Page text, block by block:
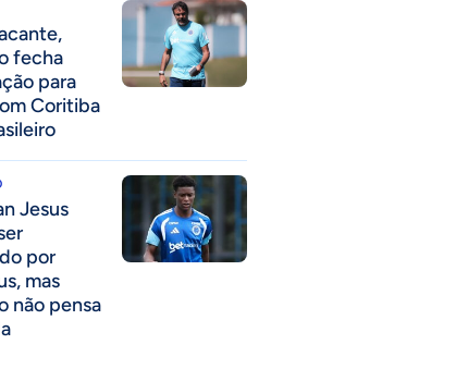
fecha
para
Coritiba
Jesus
por
mas
não pensa